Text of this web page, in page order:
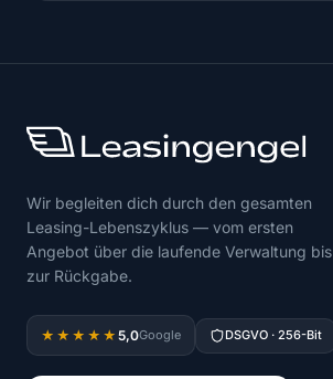
Wir begleiten dich durch den gesamten
Leasing-Lebenszyklus — vom ersten
Angebot über die laufende Verwaltung bis
zur Rückgabe.
★★★★★ 5,0Google DSGVO · 256-Bit